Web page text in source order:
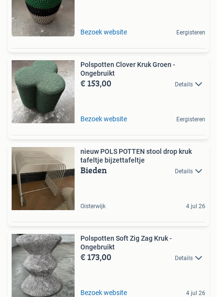
Bezoek website Eergisteren
Polspotten Clover Kruk Groen -
Ongebruikt
€ 153,00 Details
Bezoek website Eergisteren
nieuw POLS POTTEN stool drop kruk
tafeltje bijzettafeltje
Bieden Details
Oisterwijk 4 jul 26
Polspotten Soft Zig Zag Kruk -
Ongebruikt
€ 173,00 Details
Bezoek website 4 jul 26